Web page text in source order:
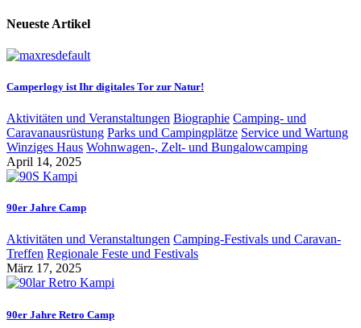
Neueste Artikel
Camperlogy ist Ihr digitales Tor zur Natur!
Aktivitäten und Veranstaltungen Biographie Camping- und
Caravanausrüstung Parks und Campingplätze Service und Wartung
Winziges Haus Wohnwagen-, Zelt- und Bungalowcamping
April 14, 2025
90er Jahre Camp
Aktivitäten und Veranstaltungen Camping-Festivals und Caravan-
Treffen Regionale Feste und Festivals
März 17, 2025
90er Jahre Retro Camp